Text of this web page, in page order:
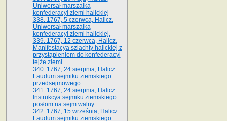
Uniwersał marszałka
konfederacyi ziemi halickiej
338. 1767, 5 czerwca, Halicz.
Uniwersał marszałka
konfederacyi ziemi halickiej.
339. 1767, 12 czerwca, Halicz.
Manifestacya szlachty halickiej z
przystąpieniem do konfederacyi
tejże ziemi
340. 1767, 24 sierpnia, Halicz.
Laudum sejmiku ziemskiego
przedsejmowego
341. 1767, 24 sierpnia, Halicz.
Instrukcya sejmiku ziemskiego
posłom na sejm walny
342. 1767, 15 września, Halicz.
Laudum sejmiku ziemskiego